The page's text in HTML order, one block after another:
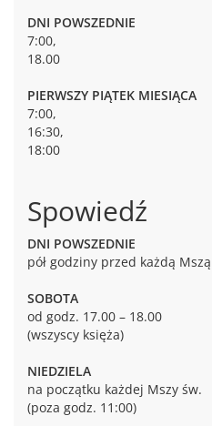
DNI POWSZEDNIE
7:00,
18.00
PIERWSZY PIĄTEK MIESIĄCA
7:00,
16:30,
18:00
Spowiedź
DNI POWSZEDNIE
pół godziny przed każdą
SOBOTA
od godz. 17.00 – 18.00
(wszyscy księża)
NIEDZIELA
na początku każdej Mszy św.
(poza godz. 11:00)